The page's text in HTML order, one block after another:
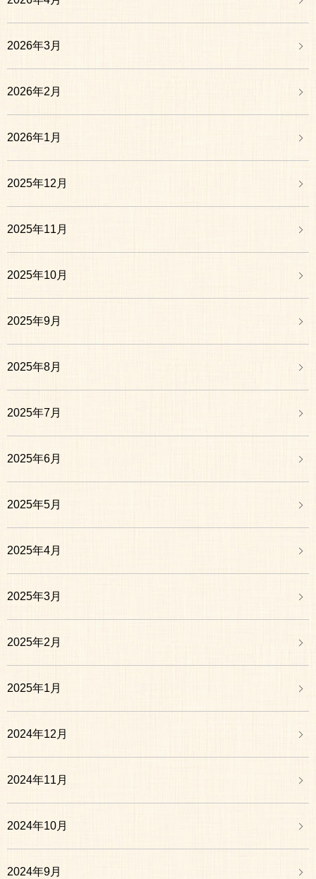
2026年3月
2026年2月
2026年1月
2025年12月
2025年11月
2025年10月
2025年9月
2025年8月
2025年7月
2025年6月
2025年5月
2025年4月
2025年3月
2025年2月
2025年1月
2024年12月
2024年11月
2024年10月
2024年9月